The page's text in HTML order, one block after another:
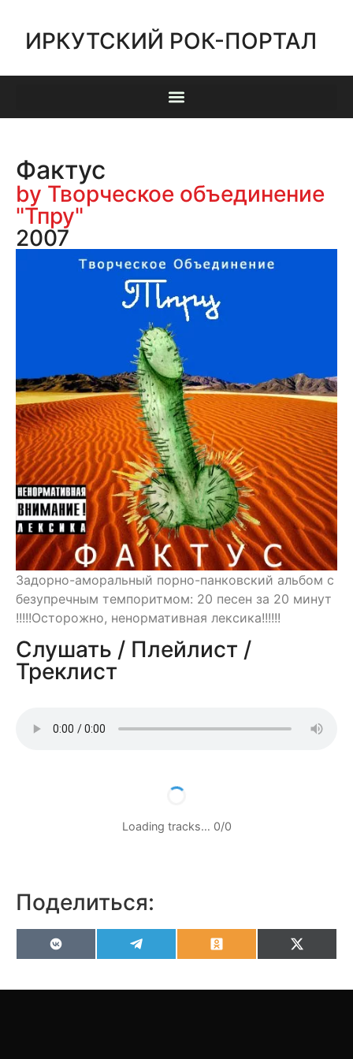
ИРКУТСКИЙ РОК-ПОРТАЛ
Фактус
by Творческое объединение
"Тпру"
2007
Задорно-аморальный порно-панковский альбом с
безупречным темпоритмом: 20 песен за 20 минут
!!!!!Осторожно, ненормативная лексика!!!!!!
Слушать / Плейлист /
Треклист
Loading tracks… 0/0
Поделиться:
VK OdnoklassnikiX